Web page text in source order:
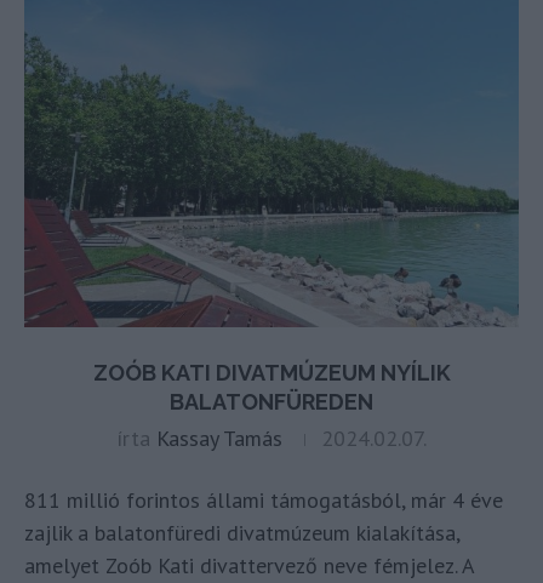
ZOÓB KATI DIVATMÚZEUM NYÍLIK
BALATONFÜREDEN
írta Kassay Tamás 2024.02.07.
811 millió forintos állami támogatásból, már 4 éve
zajlik a balatonfüredi divatmúzeum kialakítása,
amelyet Zoób Kati divattervező neve fémjelez. A